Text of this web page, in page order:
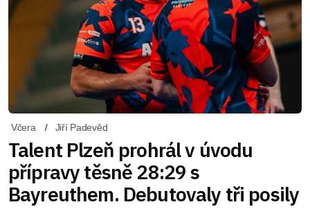
Včera Jiří Padevěd
Talent Plzeň prohrál v úvodu
přípravy těsně 28:29 s
Bayreuthem. Debutovaly tři posily